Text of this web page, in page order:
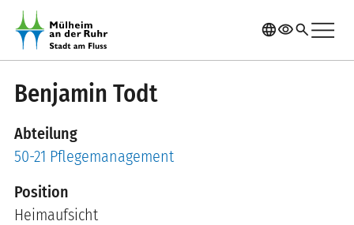
Direkt zum Inhalt
languagevisibilitysearchmenu
Benjamin Todt
Abteilung
50-21 Pflegemanagement
Position
Heimaufsicht